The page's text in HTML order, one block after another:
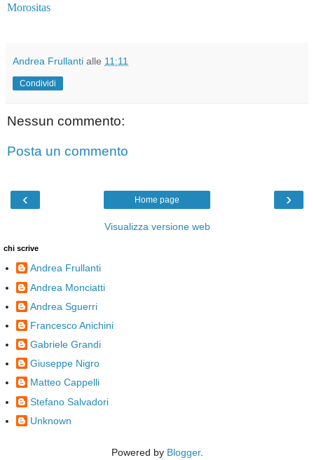
Morositas
Andrea Frullanti alle 11:11
Condividi
Nessun commento:
Posta un commento
‹ ›
Home page
Visualizza versione web
chi scrive
Andrea Frullanti
Andrea Monciatti
Andrea Sguerri
Francesco Anichini
Gabriele Grandi
Giuseppe Nigro
Matteo Cappelli
Stefano Salvadori
Unknown
Powered by Blogger.